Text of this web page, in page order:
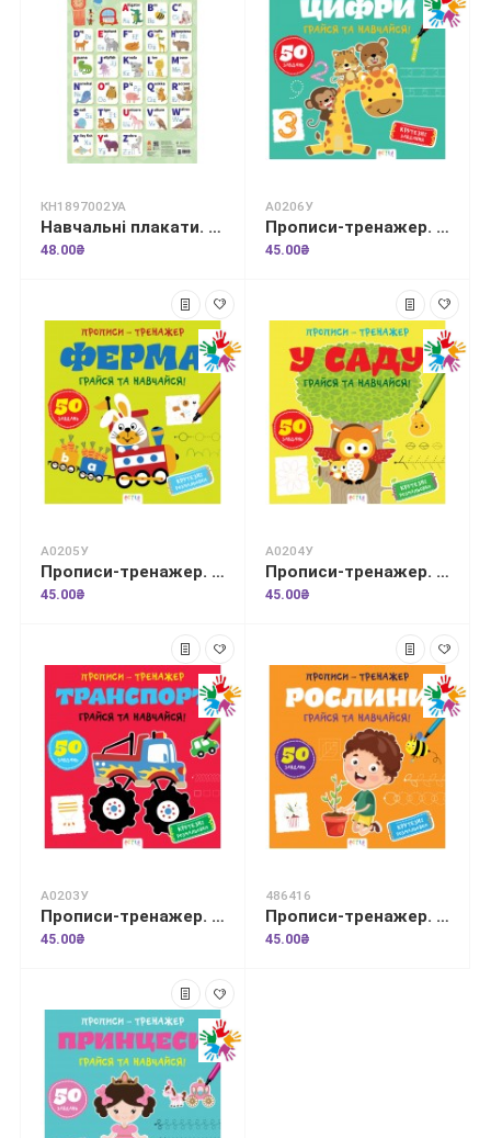
КН1897002УА
Навчальні плакати. English Alphabet
48.00₴
А0206У
Прописи-тренажер. Цифри
45.00₴
А0205У
Прописи-тренажер. Ферма
45.00₴
А0204У
Прописи-тренажер. У саду
45.00₴
А0203У
Прописи-тренажер. Транспорт
45.00₴
486416
Прописи-тренажер. Рослини
45.00₴